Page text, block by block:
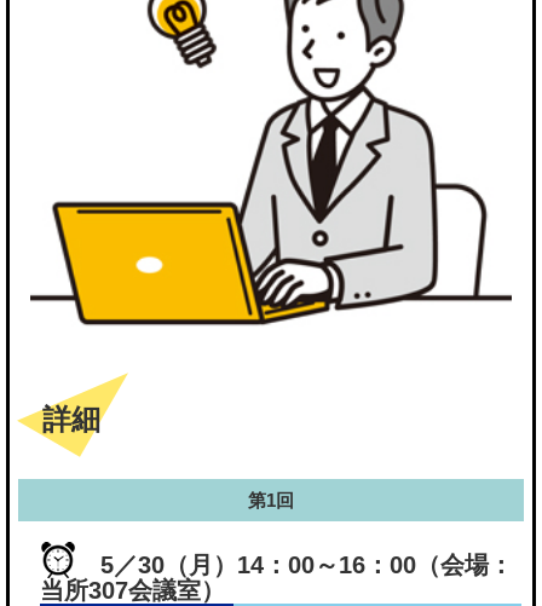
詳細
第1回
5／30（月）14：00～16：00（会場：
当所307会議室）